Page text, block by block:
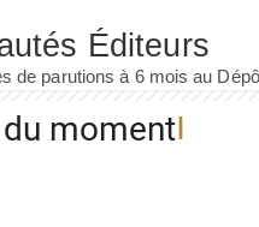
moment